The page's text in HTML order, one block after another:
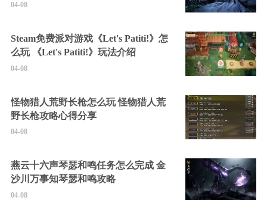
04-08
Steam免费派对游戏《Let's Patiti!》怎
么玩 《Let's Patiti!》玩法介绍
04-08
怪物猎人荒野长枪怎么玩 怪物猎人荒
野长枪攻略心得分享
04-08
燕云十六声琴瑟和鸣任务怎么完成 金
沙川万事知琴瑟和鸣攻略
04-08